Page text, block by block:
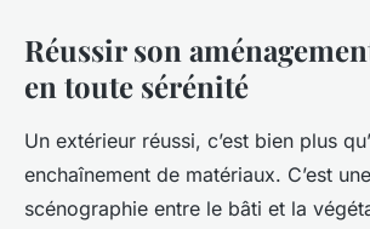
Réussir son
en toute sérénité
Un extérieur réussi, c’est bien plus
enchaînement de matériaux. C’est
scénographie entre le bâti et la